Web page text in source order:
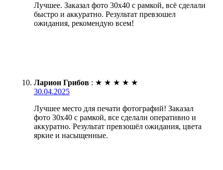
Лучшее. Заказал фото 30х40 с рамкой, всё сделали
быстро и аккуратно. Результат превзошел
ожидания, рекомендую всем!
Ларион Грибов : ★ ★ ★ ★ ★
30.04.2025
Лучшее место для печати фотографий! Заказал
фото 30х40 с рамкой, все сделали оперативно и
аккуратно. Результат превзошёл ожидания, цвета
яркие и насыщенные.